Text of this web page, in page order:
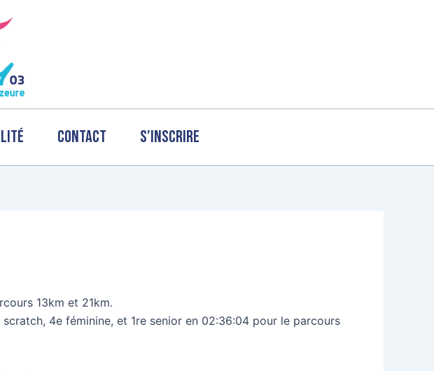
Contact S’inscrire
13km et 21km.
4e féminine, et 1re senior en 02:36:04 pour le parcours